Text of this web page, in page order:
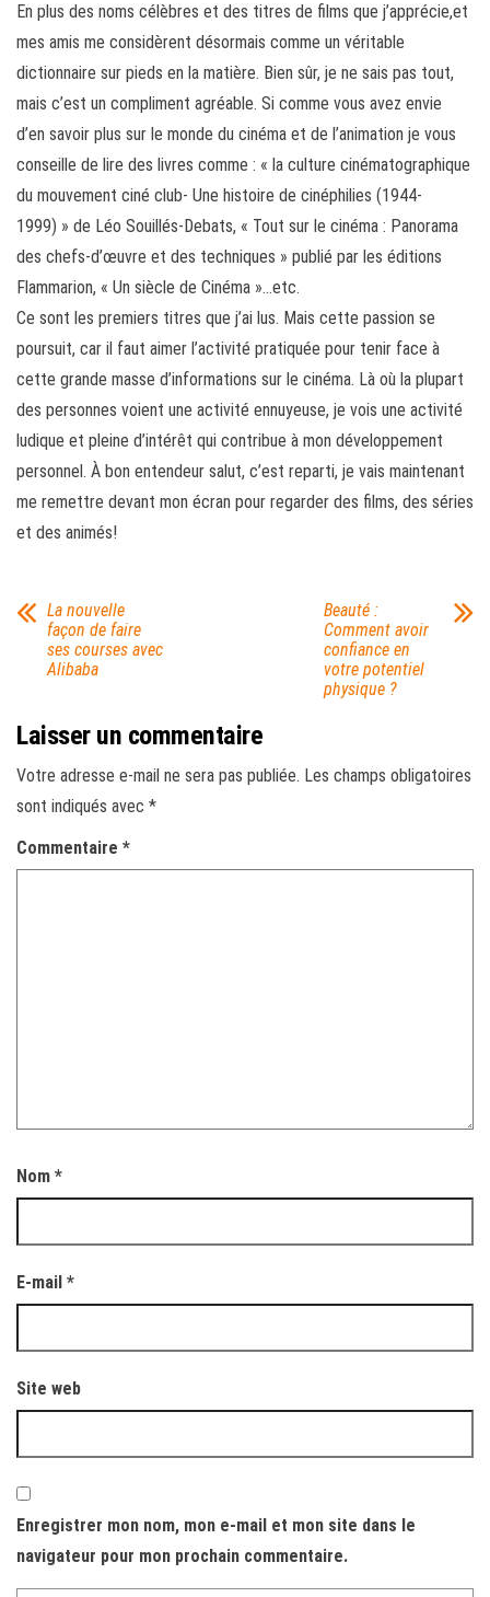
En plus des noms célèbres et des titres de films que j’apprécie,et
mes amis me considèrent désormais comme un véritable
dictionnaire sur pieds en la matière. Bien sûr, je ne sais pas tout,
mais c’est un compliment agréable. Si comme vous avez envie
d’en savoir plus sur le monde du cinéma et de l’animation je vous
conseille de lire des livres comme : « la culture cinématographique
du mouvement ciné club- Une histoire de cinéphilies (1944-
1999) » de Léo Souillés-Debats, « Tout sur le cinéma : Panorama
des chefs-d’œuvre et des techniques » publié par les éditions
Flammarion, « Un siècle de Cinéma »…etc.
Ce sont les premiers titres que j’ai lus. Mais cette passion se
poursuit, car il faut aimer l’activité pratiquée pour tenir face à
cette grande masse d’informations sur le cinéma. Là où la plupart
des personnes voient une activité ennuyeuse, je vois une activité
ludique et pleine d’intérêt qui contribue à mon développement
personnel. À bon entendeur salut, c’est reparti, je vais maintenant
me remettre devant mon écran pour regarder des films, des séries
et des animés!
La nouvelle
façon de faire
ses courses avec
Alibaba
Beauté :
Comment avoir
confiance en
votre potentiel
physique ?
Laisser un commentaire
Votre adresse e-mail ne sera pas publiée. Les champs obligatoires
sont indiqués avec *
Commentaire *
Nom *
E-mail *
Site web
Enregistrer mon nom, mon e-mail et mon site dans le
navigateur pour mon prochain commentaire.